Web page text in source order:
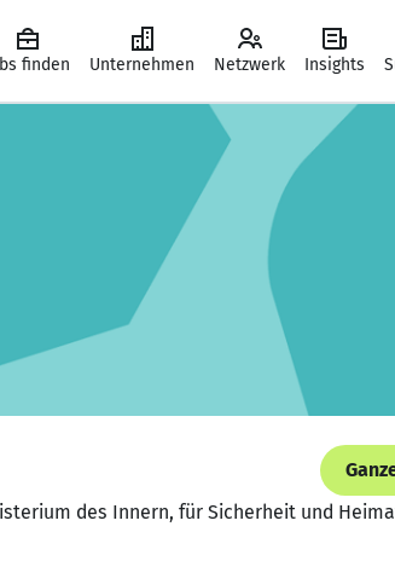
finden Unternehmen Netzwerk Insights
des Innern, für Sicherheit und